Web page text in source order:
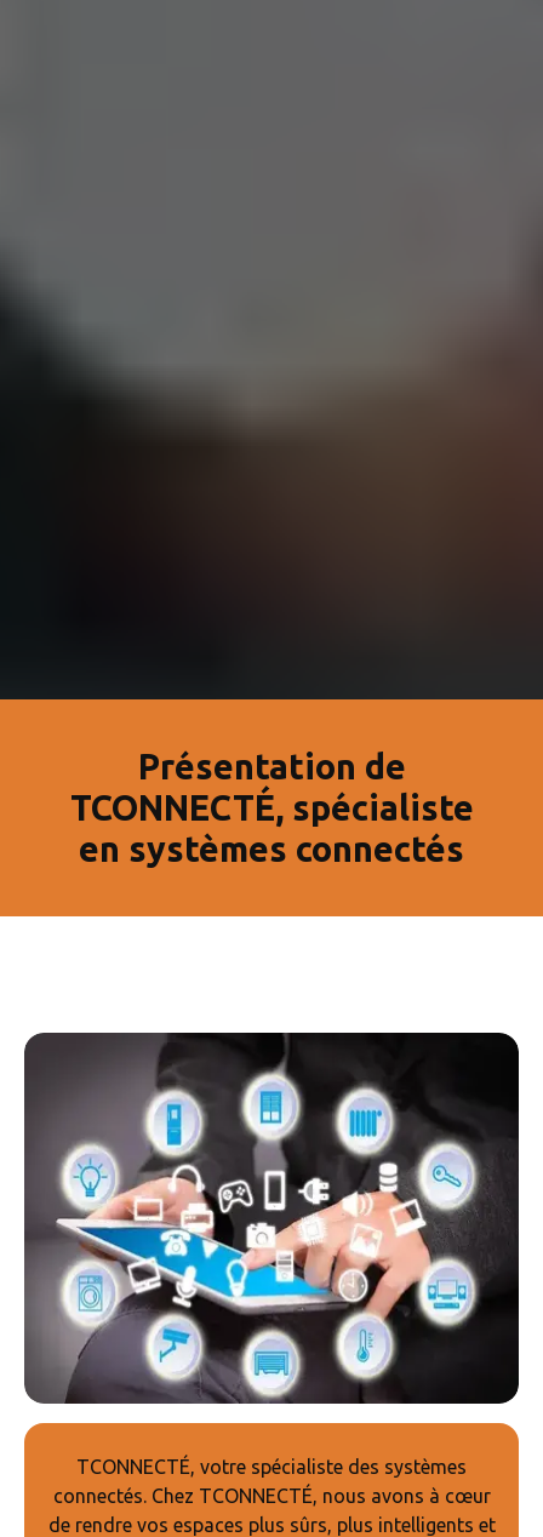
Présentation de
TCONNECTÉ, spécialiste
en systèmes connectés
TCONNECTÉ, votre spécialiste des systèmes
connectés. Chez TCONNECTÉ, nous avons à cœur
de rendre vos espaces plus sûrs, plus intelligents et